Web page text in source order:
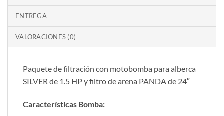
ENTREGA
VALORACIONES (0)
Paquete de filtración con motobomba para alberca
SILVER de 1.5 HP y filtro de arena PANDA de 24″
Características Bomba: